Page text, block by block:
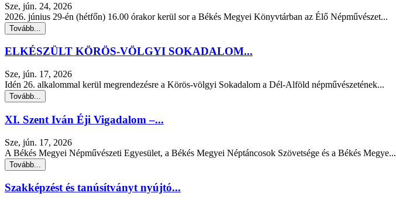
Sze, jún. 24, 2026
2026. június 29-én (hétfőn) 16.00 órakor kerül sor a Békés Megyei Könyvtárban az Élő Népművészet...
Tovább...
ELKÉSZÜLT KÖRÖS-VÖLGYI SOKADALOM...
Sze, jún. 17, 2026
Idén 26. alkalommal kerül megrendezésre a Körös-völgyi Sokadalom a Dél-Alföld népművészetének...
Tovább...
XI. Szent Iván Éji Vigadalom –...
Sze, jún. 17, 2026
A Békés Megyei Népművészeti Egyesület, a Békés Megyei Néptáncosok Szövetsége és a Békés Megye...
Tovább...
Szakképzést és tanúsítványt nyújtó...